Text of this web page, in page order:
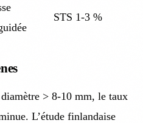
STS 1-3 %
> 8-10 mm, le taux
L’étude finlandaise